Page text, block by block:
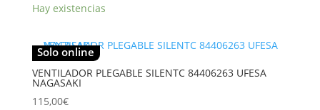
Hay existencias
Solo online
VENTILADOR PLEGABLE SILENTC 84406263 UFESA
NAGASAKI
115,00€